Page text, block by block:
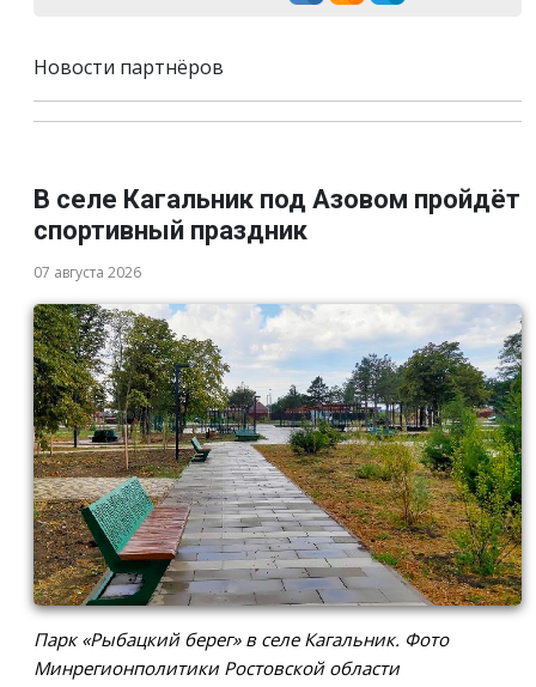
Новости партнёров
В селе Кагальник под Азовом пройдёт
спортивный праздник
07 августа 2026
Парк «Рыбацкий берег» в селе Кагальник. Фото
Минрегионполитики Ростовской области